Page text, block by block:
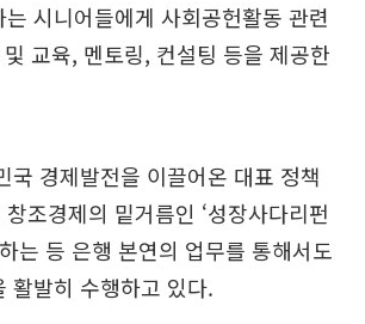
시니어들에게 사회공헌활동 관련
교육, 멘토링, 컨설팅 등을 제공한
국 경제발전을 이끌어온 대표 정책
조경제의 밑거름인 ‘성장사다리펀
는 등 은행 본연의 업무를 통해서도
활발히 수행하고 있다.